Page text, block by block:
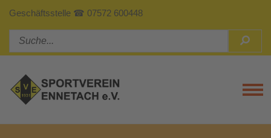
Geschäftsstelle ☎ 07572 600448